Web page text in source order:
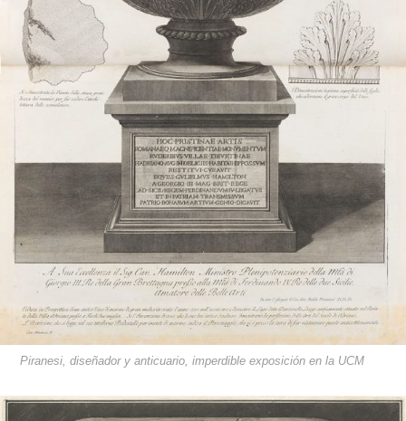
Piranesi, diseñador y anticuario, imperdible exposición en la UCM